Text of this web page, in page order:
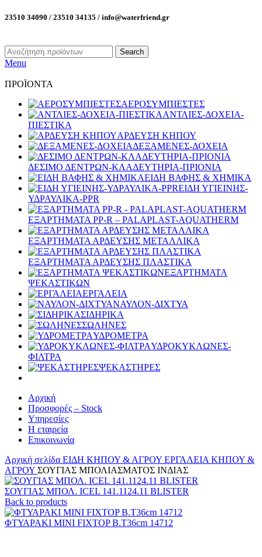
23510 34090 / 23510 34135 / info@waterfriend.gr
Search
Menu
ΠΡΟΪΟΝΤΑ
ΑΕΡΟΣΥΜΠΙΕΣΤΕΣ
ΑΝΤΛΙΕΣ-ΔΟΧΕΙΑ-
ΠΙΕΣΤΙΚΑ
ΑΡΔΕΥΣΗ ΚΗΠΟΥ
ΔΕΞΑΜΕΝΕΣ-ΔΟΧΕΙΑ
ΔΕΣΙΜΟ ΔΕΝΤΡΩΝ-ΚΛΑΔΕΥΤΗΡΙΑ-ΠΡΙΟΝΙΑ
ΕΙΔΗ ΒΑΦΗΣ & ΧΗΜΙΚΑ
ΕΙΔΗ ΥΓΙΕΙΝΗΣ-
ΥΔΡΑΥΛΙΚΑ-PPR
ΕΞΑΡΤΗΜΑΤΑ PP-R – PALAPLAST-AQUATHERM
ΕΞΑΡΤΗΜΑΤΑ ΑΡΔΕΥΣΗΣ ΜΕΤΑΛΛΙΚΑ
ΕΞΑΡΤΗΜΑΤΑ ΑΡΔΕΥΣΗΣ ΠΛΑΣΤΙΚΑ
ΕΞΑΡΤΗΜΑΤΑ
ΨΕΚΑΣΤΙΚΩΝ
ΕΡΓΑΛΕΙΑ
ΝΑΥΛΟΝ-ΔΙΧΤΥΑ
ΣΙΔΗΡΙΚΑ
ΣΩΛΗΝΕΣ
ΥΔΡΟΜΕΤΡΑ
ΥΔΡΟΚΥΚΛΩΝΕΣ-
ΦΙΛΤΡΑ
ΨΕΚΑΣΤΗΡΕΣ
Αρχική
Προσφορές – Stock
Υπηρεσίες
Η εταιρεία
Επικοινωνία
Αρχική σελίδα ΕΙΔΗ ΚΗΠΟΥ & ΑΓΡΟΥ ΕΡΓΑΛΕΙΑ ΚΗΠΟΥ &
ΑΓΡΟΥ ΣΟΥΓΙΑΣ ΜΠΟΛΙΑΣΜΑΤΟΣ ΙΝΔΙΑΣ
ΣΟΥΓΙΑΣ ΜΠΟΛ. ICEL 141.1124.11 BLISTER
Back to products
ΦΤΥΑΡΑΚΙ ΜΙΝΙ FIXTOP Β.Τ36cm 14712